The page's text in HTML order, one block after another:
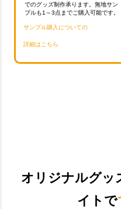
でのグッズ制作承ります。無地サン
プルも1～3点までご購入可能です。
サンプル購入についての
詳細はこちら
オリジナルグッ
イトで